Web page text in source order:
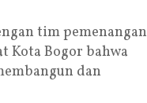
tim pemenangan
Kota Bogor bahwa
dan